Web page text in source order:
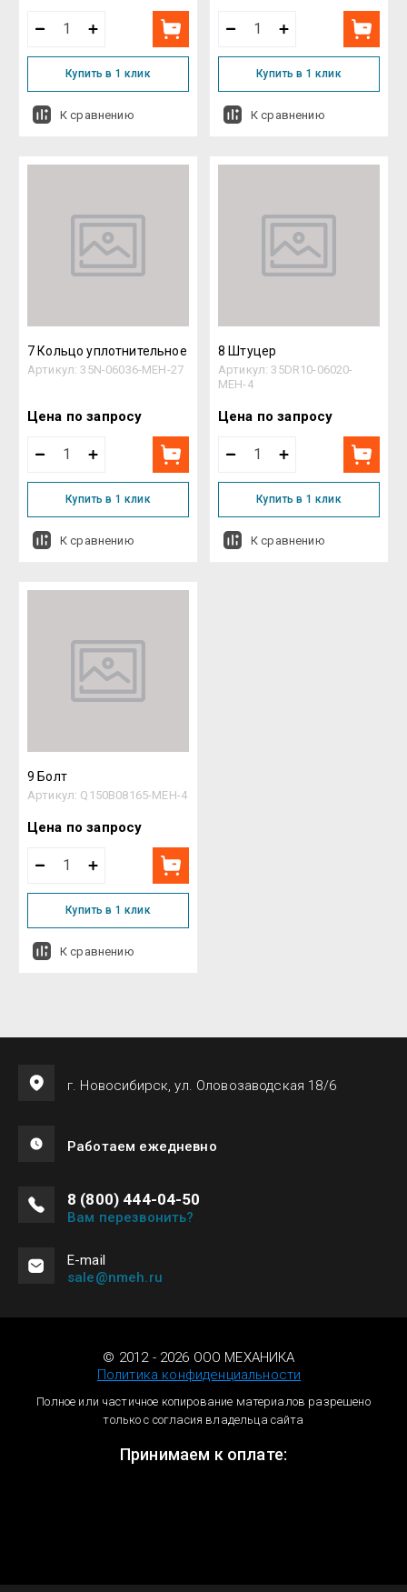
Купить в 1 клик
К сравнению
Купить в 1 клик
К сравнению
7 Кольцо уплотнительное
Артикул: 35N-06036-MEH-27
Цена по запросу
Купить в 1 клик
К сравнению
8 Штуцер
Артикул: 35DR10-06020-
MEH-4
Цена по запросу
Купить в 1 клик
К сравнению
9 Болт
Артикул: Q150B08165-MEH-4
Цена по запросу
Купить в 1 клик
К сравнению
г. Новосибирск, ул. Оловозаводская 18/6
Работаем ежедневно
8 (800) 444-04-50
Вам перезвонить?
Е-mail
sale@nmeh.ru
© 2012 - 2026 ООО МЕХАНИКА
Политика конфиденциальности
Полное или частичное копирование материалов разрешено
только с согласия владельца сайта
Принимаем к оплате: